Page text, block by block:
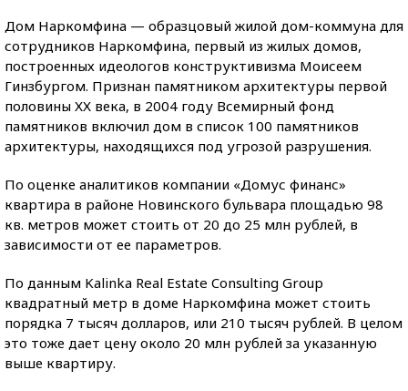
Дом Наркомфина — образцовый жилой дом-коммуна для
сотрудников Наркомфина, первый из жилых домов,
построенных идеологов конструктивизма Моисеем
Гинзбургом. Признан памятником архитектуры первой
половины ХХ века, в 2004 году Всемирный фонд
памятников включил дом в список 100 памятников
архитектуры, находящихся под угрозой разрушения.
По оценке аналитиков компании «Домус финанс»
квартира в районе Новинского бульвара площадью 98
кв. метров может стоить от 20 до 25 млн рублей, в
зависимости от ее параметров.
По данным Kalinka Real Estate Consulting Group
квадратный метр в доме Наркомфина может стоить
порядка 7 тысяч долларов, или 210 тысяч рублей. В целом
это тоже дает цену около 20 млн рублей за указанную
выше квартиру.